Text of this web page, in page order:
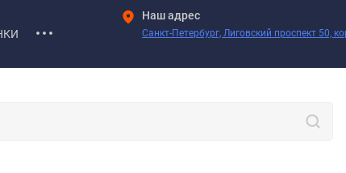
Наш адрес
Санкт-Петербург, Лиговский проспект 50,